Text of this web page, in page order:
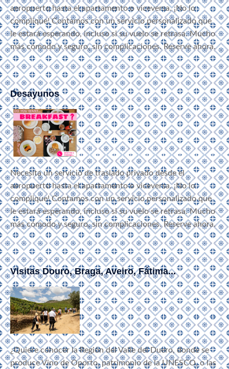
aeropuerto hasta el apartamento o viceversa. ¡No lo
complique! Contamos con un servicio personalizado que
le estará esperando, incluso si su vuelo se retrasa. Mucho
más cómodo y seguro, sin complicaciones. Reserve ahora.
Desayunos
Necesita un servicio de traslado privado desde el
aeropuerto hasta el apartamento o viceversa. ¡No lo
complique! Contamos con un servicio personalizado que
le estará esperando, incluso si su vuelo se retrasa. Mucho
más cómodo y seguro, sin complicaciones. Reserve ahora.
Visitas Douro, Braga, Aveiro, Fátima...
¿Quiere conocer la Región del Valle del Duero, donde se
produce Vino de Oporto, patrimonio de la UNESCO, o las